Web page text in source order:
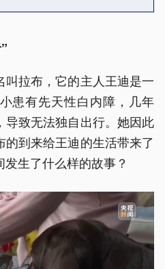
拉布，它的主人王迪是一
患有先天性白内障，几年
致无法独自出行。她因此
到来给王迪的生活带来了
生了什么样的故事？